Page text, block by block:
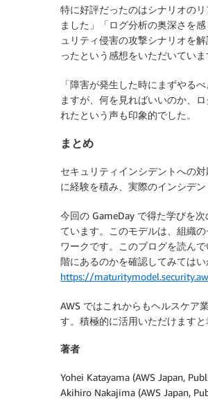
特に好評だったのはシナリオの
ました」「ログ分析の奥深さを
ュリティ侵害の攻撃シナリオを
ったという感想をいただいていま
「障害が発生した時にまずやる
ますが、何を見ればいいのか、
れたという声も印象的でした。
まとめ
セキュリティインシデントへの
に経験を積み、実際のインシデ
今回の GameDay で得た学びを
ています。このモデルは、組織
ワークです。このブログを読ん
階にあるのかを確認してみては
https://
AWS ではこれからもヘルスケア
す。積極的に活用いただけますと
著者
Yohei Katayama (AWS Japan,
Akihiro Nakajima (AWS Japan,